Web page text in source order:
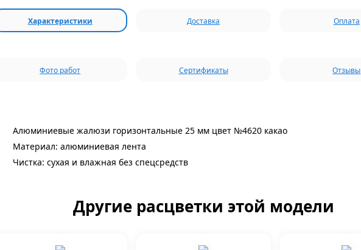
Характеристики Доставка Оплата
Фото работ Сертификаты Отзывы
Алюминиевые жалюзи горизонтальные 25 мм цвет №4620 какао
Материал: алюминиевая лента
Чистка: сухая и влажная без спецсредств
Другие расцветки этой модели